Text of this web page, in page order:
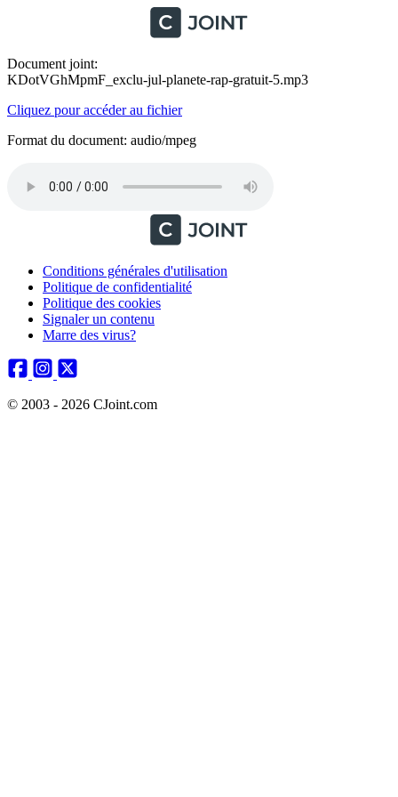
Document joint:
KDotVGhMpmF_exclu-jul-planete-rap-gratuit-5.mp3
Cliquez pour accéder au fichier
Format du document: audio/mpeg
Conditions générales d'utilisation
Politique de confidentialité
Politique des cookies
Signaler un contenu
Marre des virus?
© 2003 - 2026 CJoint.com